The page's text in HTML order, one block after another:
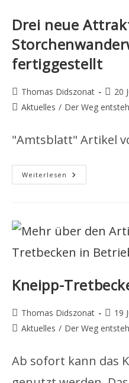
Drei neue
fertiggestellt
Beitrags-
Autor:
Thomas Didszonat
20
Beitrags-
Aktuelles / Der Weg
"Amtsblatt" Artikel
Weiterlesen Drei
Neue
Winden
Fertiggestellt
Kneipp-
Beitrags-
Autor:
Thomas Didszonat
19
Beitrags-
Aktuelles / Der Weg
Ab sofort kann das